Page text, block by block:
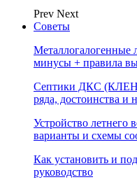
Prev Next
Советы
Металлогалогенные
минусы + правила
Септики ДКС (КЛЕН):
ряда, достоинства и
Устройство летнего
варианты и схемы
Как установить и
руководство